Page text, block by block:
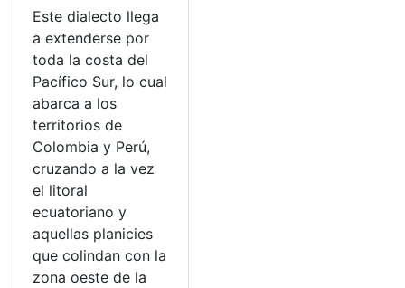
Este dialecto llega
a extenderse por
toda la costa del
Pacífico Sur, lo cual
abarca a los
territorios de
Colombia y Perú,
cruzando a la vez
el litoral
ecuatoriano y
aquellas planicies
que colindan con la
zona oeste de la